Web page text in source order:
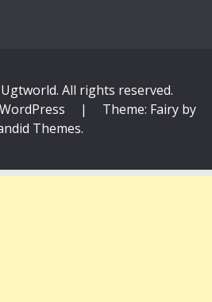
All rights reserved.
|
Theme: Fairy by
Themes.